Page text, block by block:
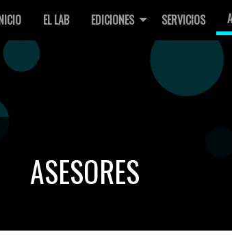
EL LAB EDICIONES SERVICIOS
ASESORES